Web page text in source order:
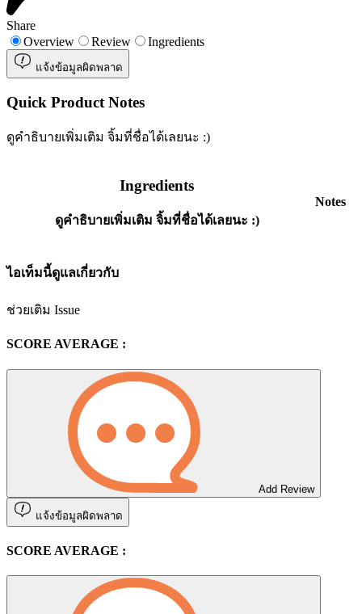
Share
Overview
Review Ingredients
แจ้งข้อมูลผิดพลาด
Quick Product Notes
ดูคำธิบายเพิ่มเติม จิ้มที่ชื่อได้เลยนะ :)
Ingredients
ดูคำธิบายเพิ่มเติม จิ้มที่ชื่อได้เลยนะ :)
Notes
ไอเท็มนี้ดูแลเกี่ยวกับ
ช่วยเติม Issue
SCORE AVERAGE :
Add Review
แจ้งข้อมูลผิดพลาด
SCORE AVERAGE :